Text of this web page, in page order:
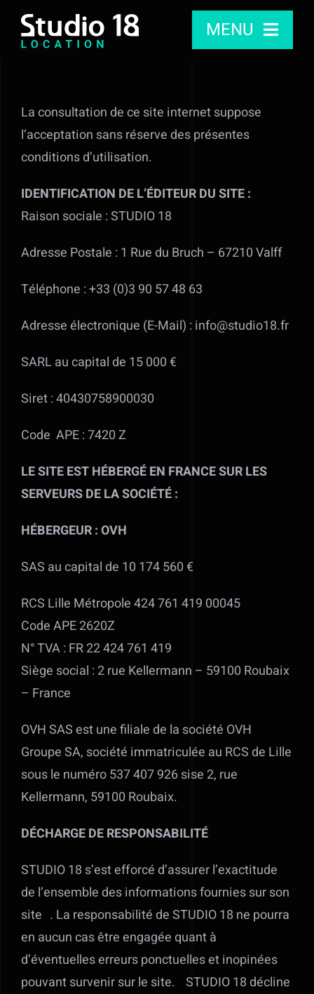
Passer
MENU
Caméras
Audio
Objectifs
Accessoires, Rig, Stabilisateurs
Lumière
Régie
Evénementiel
Trépieds
Fonds et sols
Location STUDIO PHOTO VIDEO ET
Strasbourg et Colmar
En savoir plus
Contact
Mon devis
La consultation de ce site internet suppose
l’acceptation sans réserve des présentes
conditions d’utilisation.
IDENTIFICATION DE L’ÉDITEUR DU SITE :
Raison sociale : STUDIO 18
Adresse Postale : 1 Rue du Bruch – 67210 Valff
Téléphone : +33 (0)3 90 57 48 63
Adresse électronique (E-Mail) : info@studio18.fr
SARL au capital de 15 000 €
Siret : 40430758900030
Code APE : 7420 Z
LE SITE EST HÉBERGÉ EN FRANCE SUR LES
SERVEURS DE LA SOCIÉTÉ :
HÉBERGEUR : OVH
SAS au capital de 10 174 560 €
RCS Lille Métropole 424 761 419 00045
Code APE 2620Z
N° TVA : FR 22 424 761 419
Siège social : 2 rue Kellermann – 59100 Roubaix
– France
OVH SAS est une filiale de la société OVH
Groupe SA, société immatriculée au RCS de Lille
sous le numéro 537 407 926 sise 2, rue
Kellermann, 59100 Roubaix.
DÉCHARGE DE RESPONSABILITÉ
STUDIO 18 s’est efforcé d’assurer l’exactitude
de l’ensemble des informations fournies sur son
site . La responsabilité de STUDIO 18 ne pourra
en aucun cas être engagée quant à
d’éventuelles erreurs ponctuelles et inopinées
pouvant survenir sur le site. STUDIO 18 décline